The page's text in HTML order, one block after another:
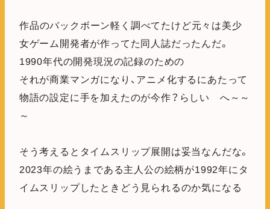
作品のバックボーン軽く調べてたけど元々は美少
女ゲーム開発者が作ってた同人誌だったんだ。
1990年代の開発現況の記録のための
それが商業マンガになり、アニメ化するにあたって
物語の設定に手を加えたのが今作？らしい へ～～
～
そう考えるとタイムスリップ展開は妥当なんだな。
2023年の絵うまである主人公の絵柄が1992年にタ
イムスリップしたときどう見られるのか気になる